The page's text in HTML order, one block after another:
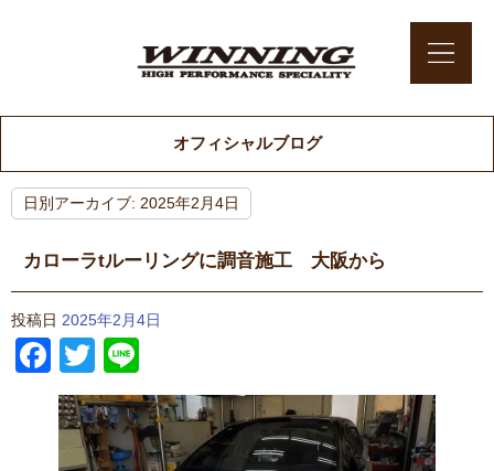
オフィシャルブログ
日別アーカイブ: 2025年2月4日
カローラtルーリングに調音施工 大阪から
投稿日 2025年2月4日
Facebook
Twitter